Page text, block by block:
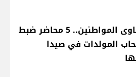
بعد شكاوى المواطنين.. 5 محاضر ضبط
المولدات في صيدا